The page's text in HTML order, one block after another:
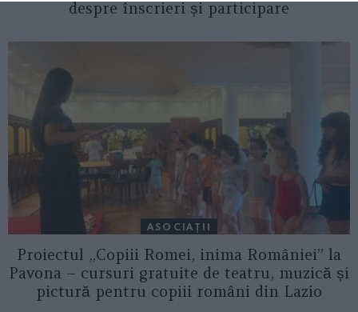
despre înscrieri și participare
ASOCIAŢII
Proiectul „Copiii Romei, inima României” la
Pavona – cursuri gratuite de teatru, muzică și
pictură pentru copiii români din Lazio